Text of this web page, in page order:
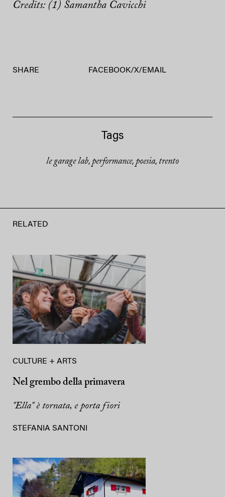
Credits: (1) Samantha Cavicchi
SHARE FACEBOOK/X/ EMAIL
Tags
le garage lab, performance, poesia, trento
RELATED
CULTURE + ARTS
Nel grembo della primavera
"Ella" è tornata, e porta fiori
STEFANIA SANTONI